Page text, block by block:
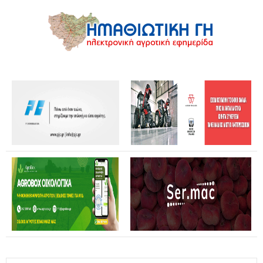
Καταστροφές από αγριογούρουνα: Ανοικτή επιστολή